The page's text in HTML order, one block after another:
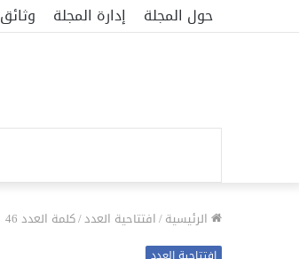
حول المجلة إدارة المجلة وثائق
الرئيسية/افتتاحية العدد/كلمة العدد 46